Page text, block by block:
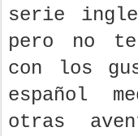
serie
pero no
con los
español
otras